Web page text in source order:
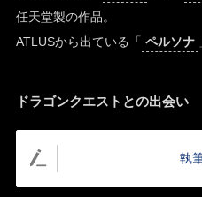
任天堂製の作品。
ATLUSから出ている「 ペルソナ
ドラゴンクエストとの出会い
執